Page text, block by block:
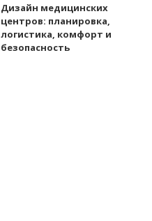
Дизайн медицинских
центров: планировка,
логистика, комфорт и
безопасность